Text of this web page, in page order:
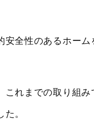
安全性のあるホーム
これまでの取り組
。